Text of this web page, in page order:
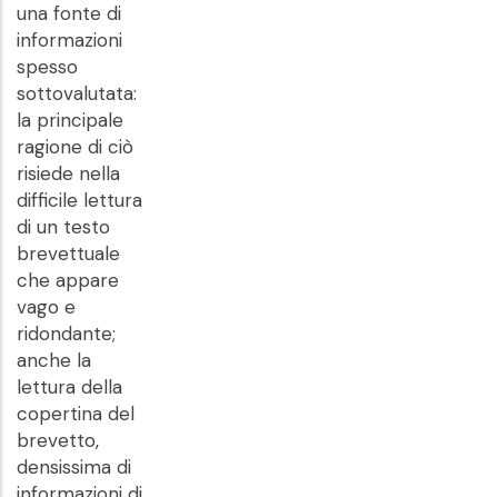
una fonte di
informazioni
spesso
sottovalutata:
la principale
ragione di ciò
risiede nella
difficile lettura
di un testo
brevettuale
che appare
vago e
ridondante;
anche la
lettura della
copertina del
brevetto,
densissima di